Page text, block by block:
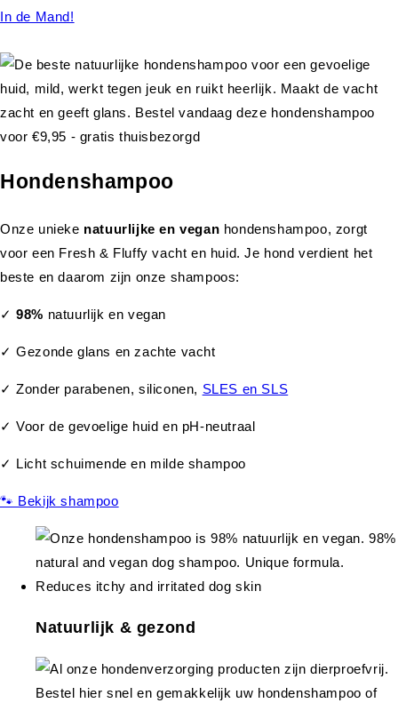
In de Mand!
Hondenshampoo
Onze unieke natuurlijke en vegan hondenshampoo, zorgt
voor een Fresh & Fluffy vacht en huid. Je hond verdient het
beste en daarom zijn onze shampoos:
✓98% natuurlijk en vegan
✓ Gezonde glans en zachte vacht
✓ Zonder parabenen, siliconen, SLES en SLS
✓ Voor de gevoelige huid en pH-neutraal
✓ Licht schuimende en milde shampoo
🐾 Bekijk shampoo
Natuurlijk & gezond